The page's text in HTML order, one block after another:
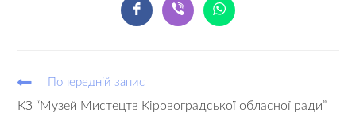
Попередній запис
КЗ “Музей Мистецтв Кіровоградської обласної ради”